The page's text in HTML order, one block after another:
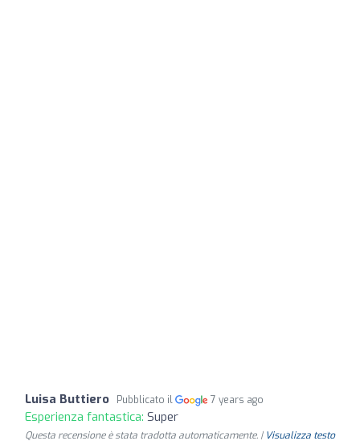
Luisa Buttiero Pubblicato il 7 years ago
Esperienza fantastica: Super
Questa recensione è stata tradotta automaticamente. | Visualizza testo